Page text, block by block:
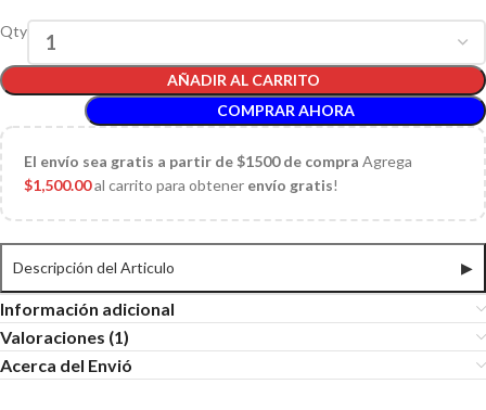
Qty
AÑADIR AL CARRITO
COMPRAR AHORA
El envío sea gratis a partir de $1500 de compra Agrega
$1,500.00al carrito para obtener envío gratis!
Descripción del Articulo ▶
Información adicional
Valoraciones (1)
Acerca del Envió